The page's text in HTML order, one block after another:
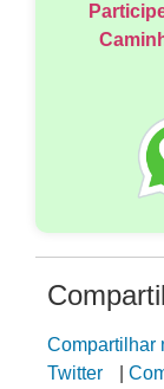
Compartilhar
Twitter